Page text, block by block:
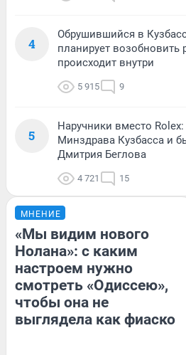
4
Обрушившийся в
планирует возобновить
происходит внутри
5 915 9
5
Наручники вместо
Минздрава Кузбасса и
Дмитрия Беглова
4 721 15
МНЕНИЕ
«Мы видим нового
Нолана»: с каким
настроем нужно
смотреть «Одиссею»,
чтобы она не
выглядела как фиаско